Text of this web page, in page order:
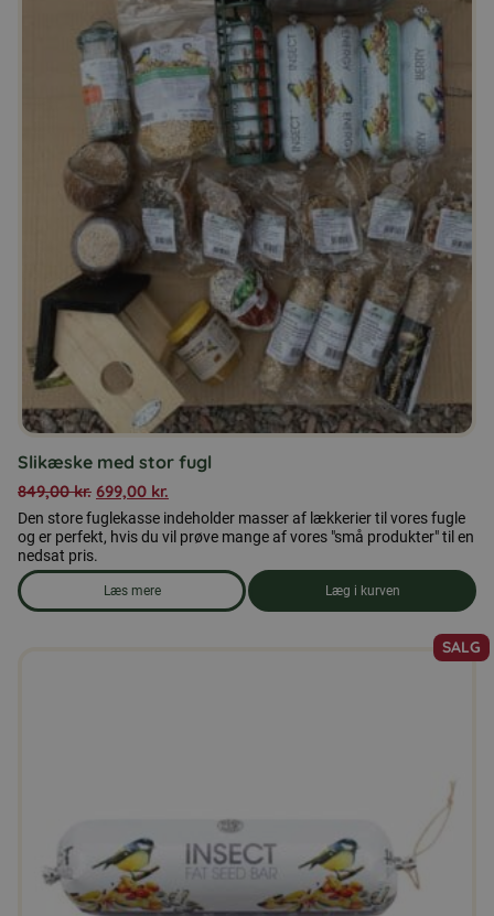
Slikæske med stor fugl
849,00kr. 699,00 kr.
Den store fuglekasse indeholder masser af lækkerier til vores fugle
og er perfekt, hvis du vil prøve mange af vores "små produkter" til en
nedsat pris.
Læs mere
om produkten Slikæske med stor fugl
Læg i kurven
SALG
vælges